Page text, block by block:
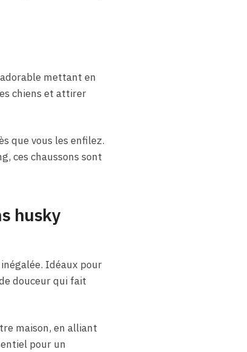
mettant en
chiens et attirer
que vous les enfilez.
ces chaussons sont
husky
Idéaux pour
douceur qui fait
maison, en alliant
pour un